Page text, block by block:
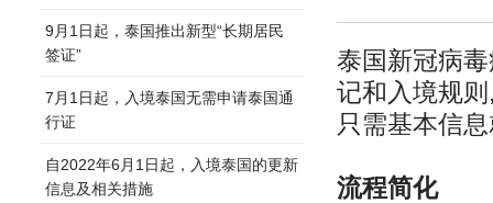
9月1日起，泰国推出新型“长期居民
签证”
7月1日起，入境泰国无需申请泰国通
行证
自2022年6月1日起，入境泰国的更新
信息及相关措施
泰国新冠病
记和入境规
只需基本信
流程简化